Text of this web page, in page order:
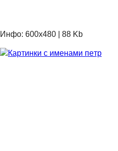
Инфо: 600х480 | 88 Kb